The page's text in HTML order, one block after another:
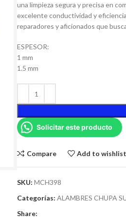
una limpieza segura y precisa en
excelente conductividad y
reparadores y aficionados que
ESPESOR:
1 mm
1.5 mm
Solicitar este producto
Compare Add to wishlist
SKU: MCH398
Categorías: ALAMBRES CHUPA
Share: